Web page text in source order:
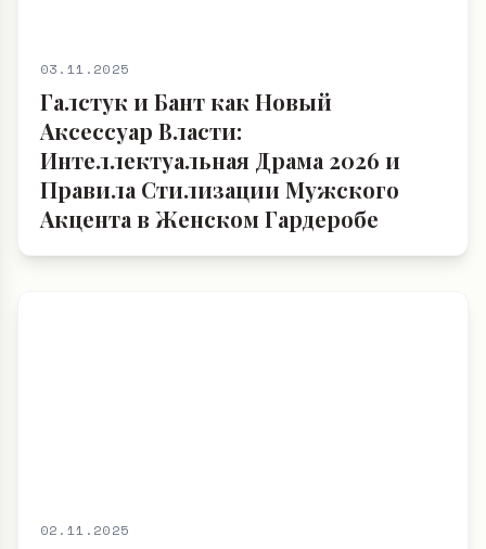
03.11.2025
Галстук и Бант как Новый
Аксессуар Власти:
Интеллектуальная Драма 2026 и
Правила Стилизации Мужского
Акцента в Женском Гардеробе
02.11.2025